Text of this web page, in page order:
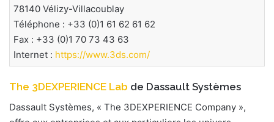
78140 Vélizy-Villacoublay
Téléphone : +33 (0)1 61 62 61 62
Fax : +33 (0)1 70 73 43 63
Internet : https://www.3ds.com/
The 3DEXPERIENCE Lab de Dassault Systèmes
Dassault Systèmes, « The 3DEXPERIENCE Company »,